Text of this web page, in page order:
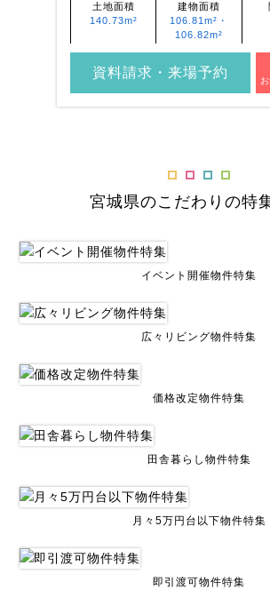
土地面積
140.73m²
建物面積
106.81m²・
106.82m²
資料請求・来場予約
宮城県のこだわりの特
イベント開催物件特集
広々リビング物件特集
価格改定物件特集
田舎暮らし物件特集
月々5万円台以下物件特集
即引渡可物件特集